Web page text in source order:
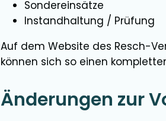
Sondereinsätze
Instandhaltung / Prüfung
Auf dem Website des Resch-
können sich so einen
Änderungen zur